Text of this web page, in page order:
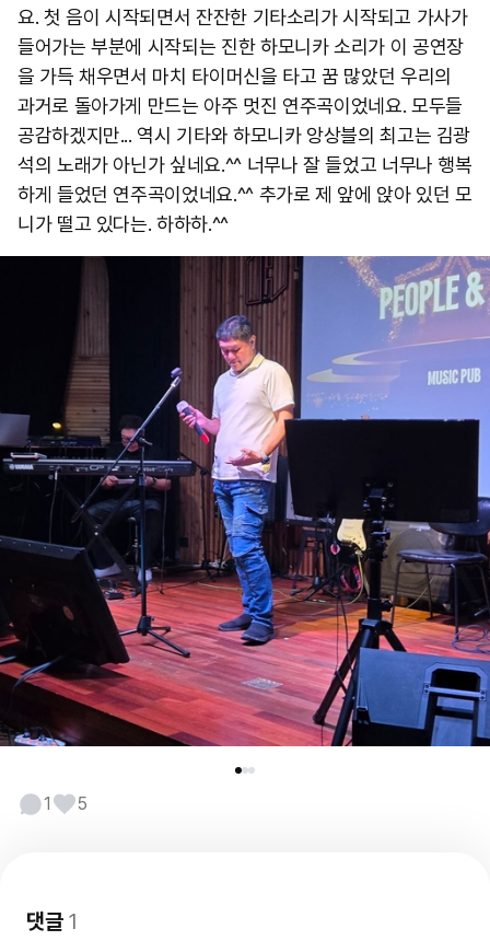
요. 첫 음이 시작되면서 잔잔한 기타소리가 시작되고 가사가
들어가는 부분에 시작되는 진한 하모니카 소리가 이 공연장
을 가득 채우면서 마치 타이머신을 타고 꿈 많았던 우리의
과거로 돌아가게 만드는 아주 멋진 연주곡이었네요. 모두들
공감하겠지만... 역시 기타와 하모니카 앙상블의 최고는 김광
석의 노래가 아닌가 싶네요.^^ 너무나 잘 들었고 너무나 행복
하게 들었던 연주곡이었네요.^^ 추가로 제 앞에 앉아 있던 모
니가 떨고 있다는. 하하하.^^
1 5
댓글1